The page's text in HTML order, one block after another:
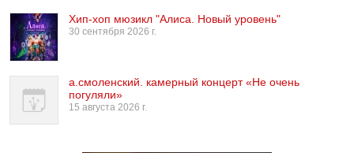
Хип-хоп мюзикл "Алиса. Новый уровень"
30 сентября 2026 г.
а.смоленский. камерный концерт «Не очень
погуляли»
15 августа 2026 г.